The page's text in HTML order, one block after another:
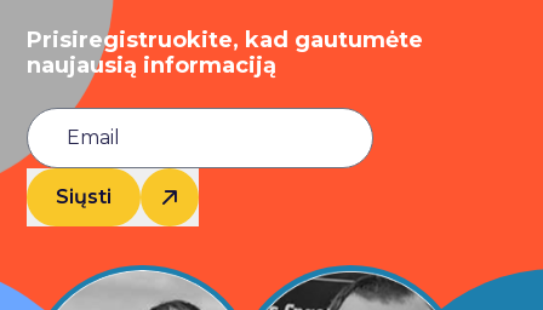
Prisiregistruokite, kad gautumėte
naujausią informaciją
Siųsti